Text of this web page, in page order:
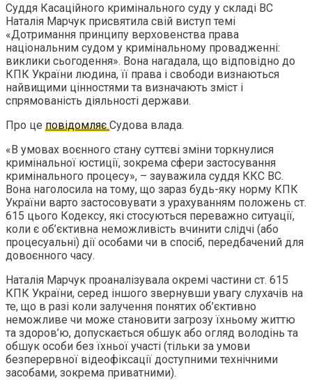
Суддя Касаційного кримінального суду у складі ВС
Наталія Марчук присвятила свій виступ темі
«Дотримання принципу верховенства права
національним судом у кримінальному провадженні:
виклики сьогодення». Вона нагадала, що відповідно до
КПК України людина, її права і свободи визнаються
найвищими цінностями та визначають зміст і
спрямованість діяльності держави.
Про це повідомляєСудова влада.
«В умовах воєнного стану суттєві зміни торкнулися
кримінальної юстиції, зокрема сфери застосування
кримінального процесу», – зауважила суддя ККС ВС.
Вона наголосила на тому, що зараз будь-яку норму КПК
України варто застосовувати з урахуванням положень ст.
615 цього Кодексу, які стосуються переважно ситуації,
коли є об’єктивна неможливість вчинити слідчі (або
процесуальні) дії особами чи в спосіб, передбачений для
довоєнного часу.
Наталія Марчук проаналізувала окремі частини ст. 615
КПК України, серед іншого звернувши увагу слухачів на
те, що в разі коли залучення понятих об’єктивно
неможливе чи може становити загрозу їхньому життю
та здоров’ю, допускається обшук або огляд володінь та
обшук особи без їхньої участі (тільки за умови
безперервної відеофіксації доступними технічними
засобами, зокрема приватними).